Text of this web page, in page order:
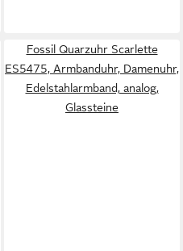
Fossil Quarzuhr Scarlette
ES5475, Armbanduhr, Damenuhr,
Edelstahlarmband, analog,
Glassteine